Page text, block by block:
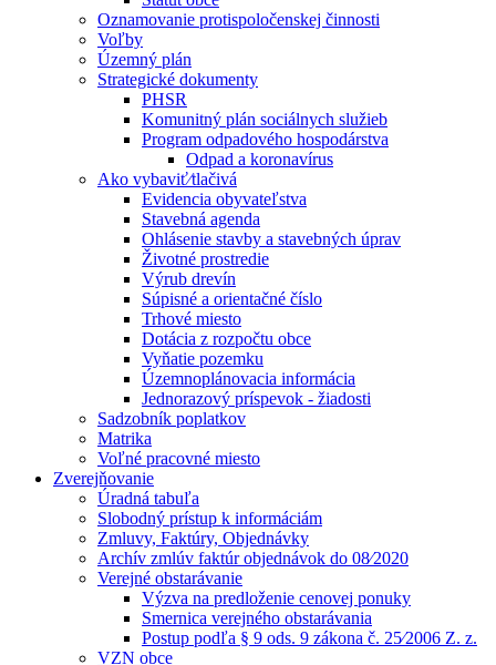
Oznamovanie protispoločenskej činnosti
Voľby
Územný plán
Strategické dokumenty
PHSR
Komunitný plán sociálnych služieb
Program odpadového hospodárstva
Odpad a koronavírus
Ako vybaviť⁄tlačivá
Evidencia obyvateľstva
Stavebná agenda
Ohlásenie stavby a stavebných úprav
Životné prostredie
Výrub drevín
Súpisné a orientačné číslo
Trhové miesto
Dotácia z rozpočtu obce
Vyňatie pozemku
Územnoplánovacia informácia
Jednorazový príspevok - žiadosti
Sadzobník poplatkov
Matrika
Voľné pracovné miesto
Zverejňovanie
Úradná tabuľa
Slobodný prístup k informáciám
Zmluvy, Faktúry, Objednávky
Archív zmlúv faktúr objednávok do 08⁄2020
Verejné obstarávanie
Výzva na predloženie cenovej ponuky
Smernica verejného obstarávania
Postup podľa § 9 ods. 9 zákona č. 25⁄2006 Z. z.
VZN obce